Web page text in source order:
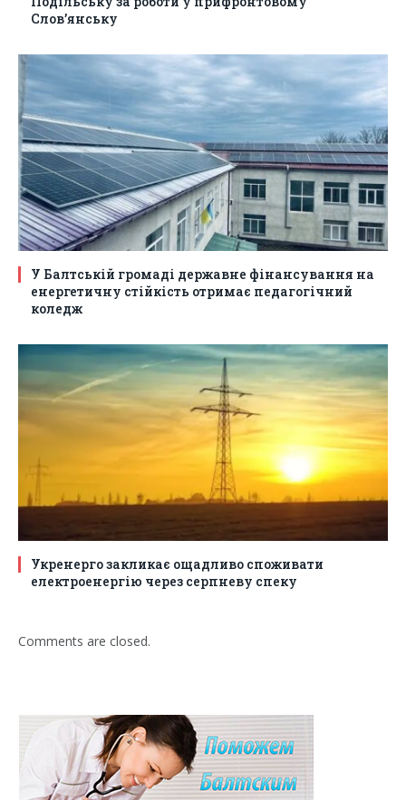
Слов’янську
У Балтській громаді державне фінансування на
енергетичну стійкість отримає педагогічний
коледж
Укренерго закликає ощадливо споживати
електроенергію через серпневу спеку
Comments are closed.